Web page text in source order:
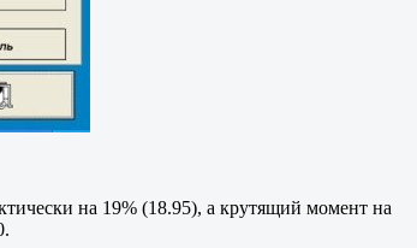
на 19% (18.95), а крутящий момент на